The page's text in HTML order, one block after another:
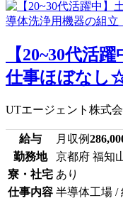
【20~30代活
仕事ほぼなし
UTエージェント株式
給与 月収例
勤務地
京都府 福知
寮・社宅 あり
仕事内容 半導体工場 /